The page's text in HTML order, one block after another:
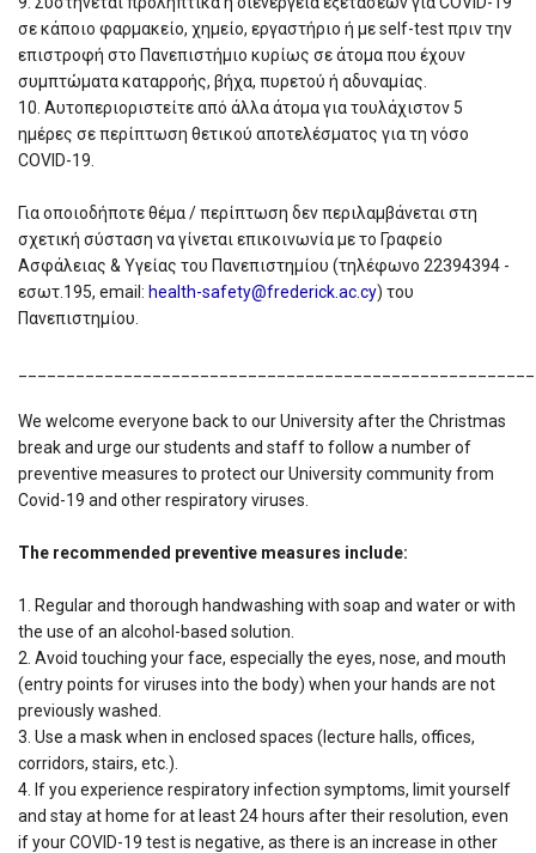
σε κάποιο φαρμακείο, χημείο, εργαστήριο ή με self-test πριν την
επιστροφή στο Πανεπιστήμιο κυρίως σε άτομα που έχουν
συμπτώματα καταρροής, βήχα, πυρετού ή αδυναμίας.
10. Αυτοπεριοριστείτε από άλλα άτομα για τουλάχιστον 5
ημέρες σε περίπτωση θετικού αποτελέσματος για τη νόσο
COVID-19.
Για οποιοδήποτε θέμα / περίπτωση δεν περιλαμβάνεται στη
σχετική σύσταση να γίνεται επικοινωνία με το Γραφείο
Ασφάλειας & Υγείας του Πανεπιστημίου (τηλέφωνο 22394394 -
εσωτ.195, email: health-safety@frederick.ac.cy) του
Πανεπιστημίου.
We welcome everyone back to our University after the Christmas
break and urge our students and staff to follow a number of
preventive measures to protect our University community from
Covid-19 and other respiratory viruses.
The recommended preventive measures include:
1. Regular and thorough handwashing with soap and water or with
the use of an alcohol-based solution.
2. Avoid touching your face, especially the eyes, nose, and mouth
(entry points for viruses into the body) when your hands are not
previously washed.
3. Use a mask when in enclosed spaces (lecture halls, offices,
corridors, stairs, etc.).
4. If you experience respiratory infection symptoms, limit yourself
and stay at home for at least 24 hours after their resolution, even
if your COVID-19 test is negative, as there is an increase in other